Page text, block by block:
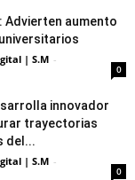
Advierten aumento
| S.M -
0
innovador
trayectorias
del...
| S.M -
0